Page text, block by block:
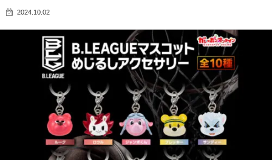
2024.10.02